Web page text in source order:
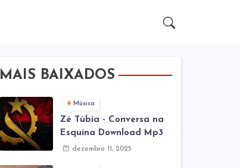
MAIS BAIXADOS
Música
Zé Túbia - Conversa na
Esquina Download Mp3
dezembro 11, 2025